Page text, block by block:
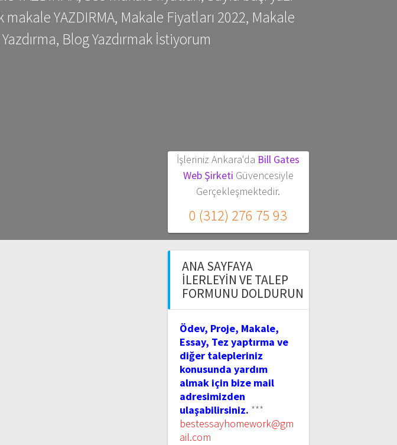
YAZDIRMA, Makale Fiyatları 2022, Makale
Blog Yazdırmak İstiyorum
İşleriniz Ankara'da Bill Gates
Web Şirketi Güvencesiyle
Gerçekleşmektedir.
0 (312) 276 75 93
ANA SAYFAYA
İLERLEYIN VE TALEP
FORMUNU DOLDURUN
Ödev, Proje, Makale,
Essay, Tez yaptırma ve
diğer talepleriniz
konusunda yardım
almak için bize mail
adresimizden
ulaşabilirsiniz. ***
bestessayhomework@gm
ail.com